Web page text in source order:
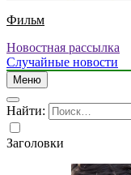
Фильм
Новостная рассылка
Случайные новости
Меню
Найти:
Заголовки